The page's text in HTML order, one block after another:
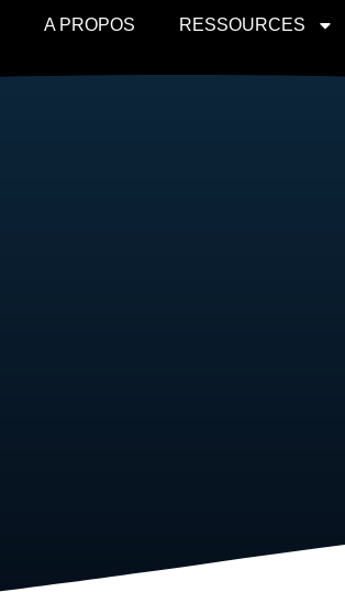
A PROPOS RESSOURCES